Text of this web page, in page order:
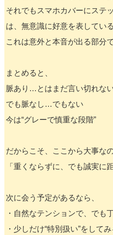
それでもスマホカバーにステ
は、無意識に好意を表してい
これは意外と本音が出る部分で
まとめると、
脈あり…とはまだ言い切れな
でも脈なし…でもない
今は“グレーで慎重な段階”
だからこそ、ここから大事なの
「重くならずに、でも誠実に
次に会う予定があるなら、
・自然なテンションで、でも
・少しだけ“特別扱い”をして